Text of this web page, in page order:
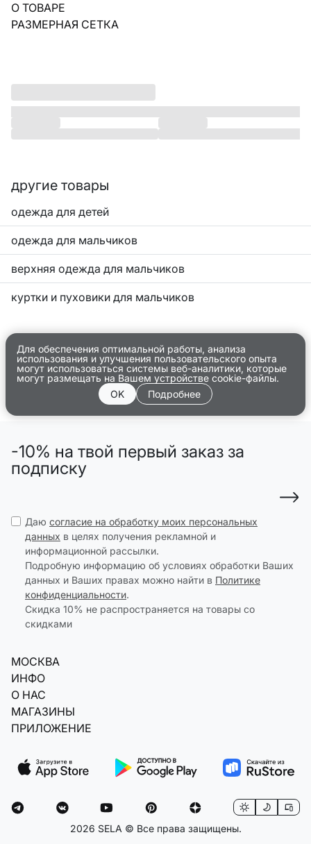
О ТОВАРЕ
РАЗМЕРНАЯ СЕТКА
другие товары
одежда для детей
одежда для мальчиков
верхняя одежда для мальчиков
куртки и пуховики для мальчиков
Для обеспечения оптимальной работы, анализа
использования и улучшения пользовательского опыта
могут использоваться системы веб-аналитики, которые
могут размещать на Вашем устройстве cookie-файлы.
OK
Подробнее
-10% на твой первый заказ за
подписку
Даю согласие на обработку моих персональных
данных в целях получения рекламной и
информационной рассылки.
Подробную информацию об условиях обработки Ваших
данных и Ваших правах можно найти в Политике
конфиденциальности.
Скидка 10% не распространяется на товары со
скидками
МОСКВА
ИНФО
О НАС
МАГАЗИНЫ
ПРИЛОЖЕНИЕ
2026 SELA © Все права защищены.